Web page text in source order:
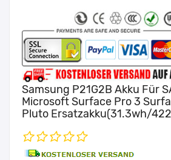
Samsung P21G2B Akku Für
Microsoft Surface Pro 3
Pluto Ersatzakku(31.3wh/